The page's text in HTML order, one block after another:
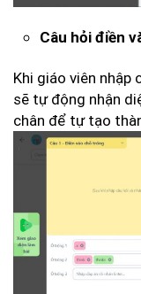
Câu hỏi điền
Khi giáo viên nhập
sẽ tự động nhận
chân để tự tạo